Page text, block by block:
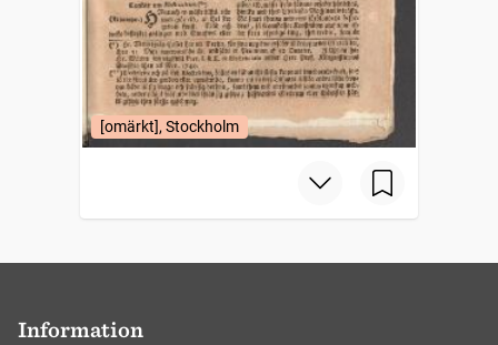
[omärkt], Stockholm
Information